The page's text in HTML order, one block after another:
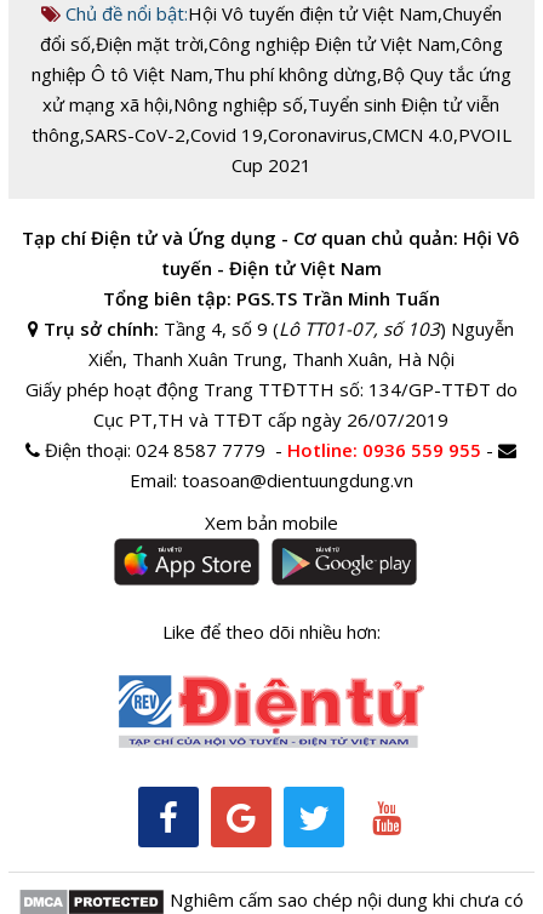
Chủ đề nổi bật:Hội Vô tuyến điện tử Việt Nam,Chuyển
đổi số,Điện mặt trời,Công nghiệp Điện tử Việt Nam,Công
nghiệp Ô tô Việt Nam,Thu phí không dừng,Bộ Quy tắc ứng
xử mạng xã hội,Nông nghiệp số,Tuyển sinh Điện tử viễn
thông,SARS-CoV-2,Covid 19,Coronavirus,CMCN 4.0,PVOIL
Cup 2021
Tạp chí Điện tử và Ứng dụng - Cơ quan chủ quản: Hội Vô
tuyến - Điện tử Việt Nam
Tổng biên tập: PGS.TS Trần Minh Tuấn
Trụ sở chính: Tầng 4, số 9 (Lô TT01-07, số 103) Nguyễn
Xiển, Thanh Xuân Trung, Thanh Xuân, Hà Nội
Giấy phép hoạt động Trang TTĐTTH số: 134/GP-TTĐT do
Cục PT,TH và TTĐT cấp ngày 26/07/2019
Điện thoại:024 8587 7779 - Hotline: 0936 559 955 -
Email: toasoan@dientuungdung.vn
Xem bản mobile
Like để theo dõi nhiều hơn:
Nghiêm cấm sao chép nội dung khi chưa có